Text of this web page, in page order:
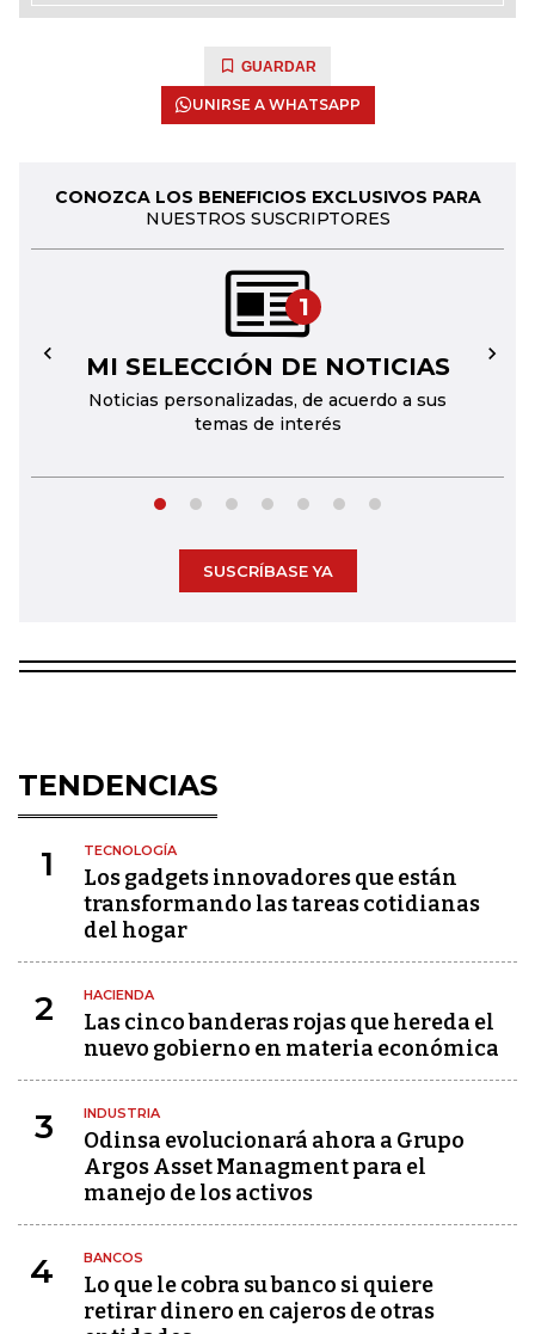
GUARDAR
UNIRSE A WHATSAPP
CONOZCA LOS BENEFICIOS EXCLUSIVOS PARA
NUESTROS SUSCRIPTORES
1
MI SELECCIÓN DE NOTICIAS
Noticias personalizadas, de acuerdo a sus
temas de interés
← →
SUSCRÍBASE YA
TENDENCIAS
1 TECNOLOGÍA
Los gadgets innovadores que están
transformando las tareas cotidianas
del hogar
2 HACIENDA
Las cinco banderas rojas que hereda el
nuevo gobierno en materia económica
3 INDUSTRIA
Odinsa evolucionará ahora a Grupo
Argos Asset Managment para el
manejo de los activos
4 BANCOS
Lo que le cobra su banco si quiere
retirar dinero en cajeros de otras